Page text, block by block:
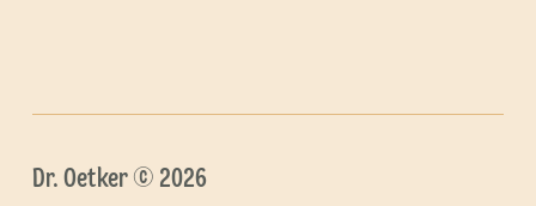
Dr. Oetker © 2026